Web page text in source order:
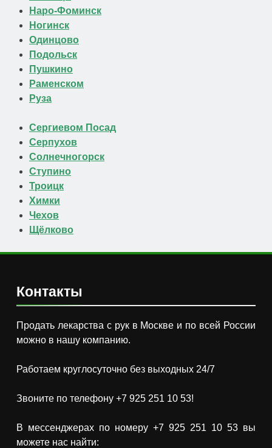
Наро-Фоминск
Ногинск
Одинцово
Подольск
Пушкино
Раменском
Руза
Сергиевом Посад
Серпухов
Солнечногорск
Ступино
Троицк
Химки
Чехов
Щёлково
Контакты
Продать лекарства с рук в Москве и по всей России
можно в нашу компанию.
Работаем круглосуточно без выходных 24/7
Звоните по телефону +7 925 251 10 53!
В мессенджерах по номеру +7 925 251 10 53 вы
можете нас найти: